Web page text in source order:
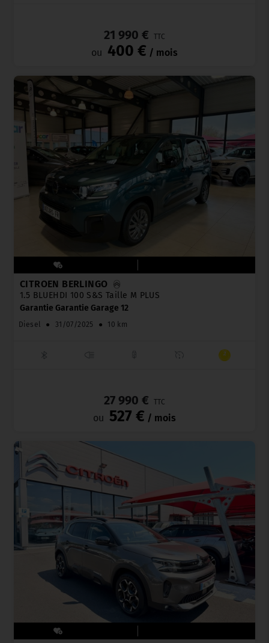
21 990 € TTC
ou 400 € / mois
CITROËN BERLINGO
1.5 BLUEHDI 100 S&S Taille M PLUS
Garantie Garantie Garage 12
Diesel ● 31/07/2025 ● 10 km
27 990 € TTC
ou 527 € / mois